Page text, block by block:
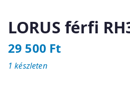
LORUS férfi
29 500 Ft
1 készleten